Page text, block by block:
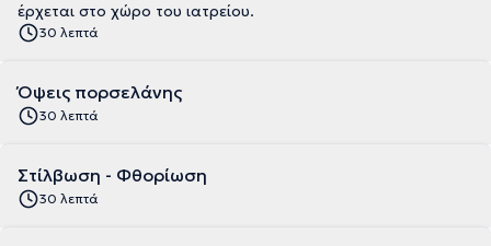
έρχεται στο χώρο του ιατρείου.
30 λεπτά
Όψεις πορσελάνης
30 λεπτά
Στίλβωση - Φθορίωση
30 λεπτά